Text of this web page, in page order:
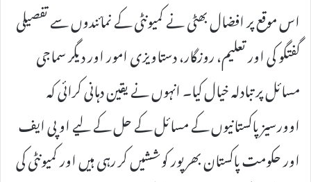
اس موقع پر افضال بھٹی نے کمیونٹی کے نمائندوں سے تفصیلی
گفتگو کی اور تعلیم، روزگار، دستاویزی امور اور دیگر سماجی
مسائل پر تبادلہ خیال کیا۔ انہوں نے یقین دہانی کرائی کہ
اوورسیز پاکستانیوں کے مسائل کے حل کے لیے او پی ایف
اور حکومت پاکستان بھرپور کوششیں کر رہی ہیں اور کمیونٹی کی